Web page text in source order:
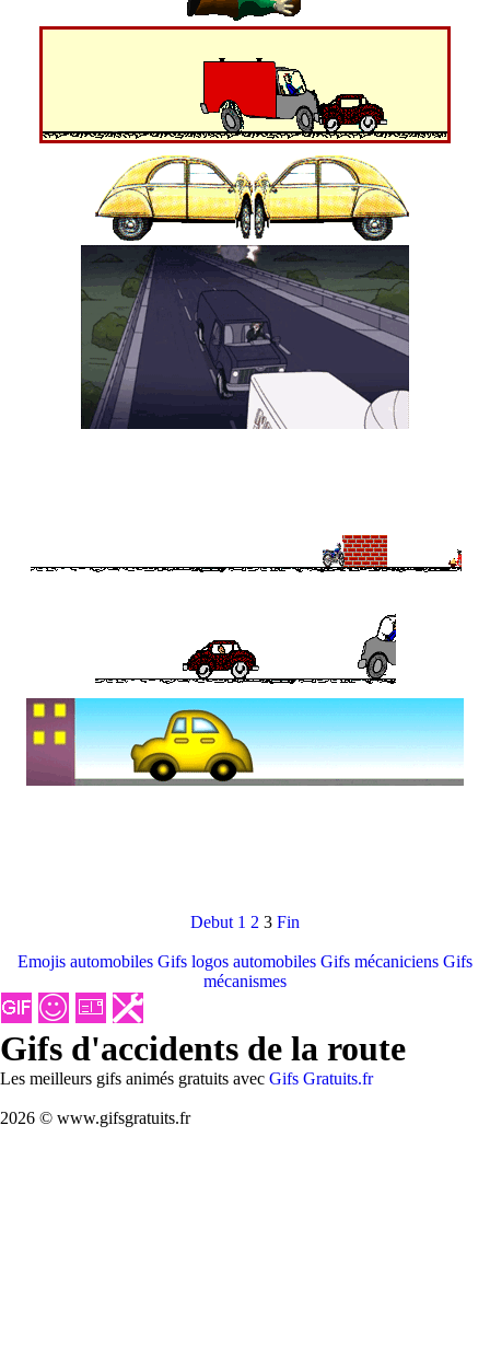
Debut 1 2 3 Fin
Emojis automobiles Gifs logos automobiles Gifs mécaniciens Gifs
mécanismes
Gifs d'accidents de la route
Les meilleurs gifs animés gratuits avec Gifs Gratuits.fr
2026 © www.gifsgratuits.fr